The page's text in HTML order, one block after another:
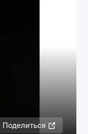
Поделиться